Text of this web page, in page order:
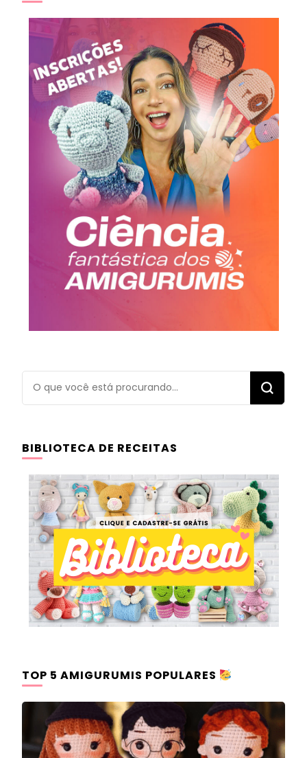
Procurando
algo?
BIBLIOTECA DE RECEITAS
TOP 5 AMIGURUMIS POPULARES